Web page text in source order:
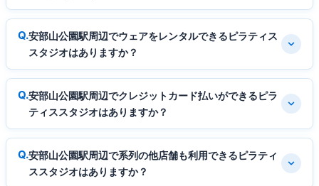
安部山公園駅周辺でウェアをレンタルできるピラティス
スタジオはありますか？
安部山公園駅周辺でクレジットカード払いができるピラ
ティススタジオはありますか？
安部山公園駅周辺で系列の他店舗も利用できるピラティ
ススタジオはありますか？